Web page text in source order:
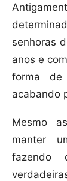
senhoras
anos e
forma de
acabando
Mesmo
manter
fazendo